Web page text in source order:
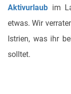
Aktivurlaub im
etwas. Wir
Istrien, was ihr
solltet.